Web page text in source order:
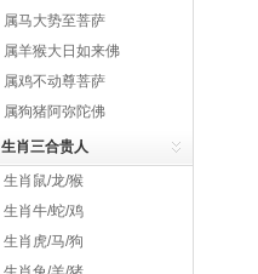
属马大势至菩萨
属羊猴大日如来佛
属鸡不动尊菩萨
属狗猪阿弥陀佛
生肖三合贵人
生肖鼠/龙/猴
生肖牛/蛇/鸡
生肖虎/马/狗